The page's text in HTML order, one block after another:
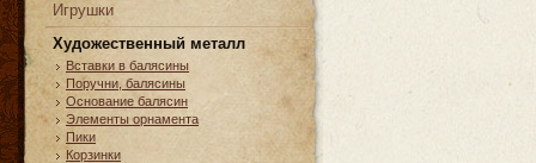
Игрушки
Художественный металл
Вставки в балясины
Поручни, балясины
Основание балясин
Элементы орнамента
Пики
Корзинки